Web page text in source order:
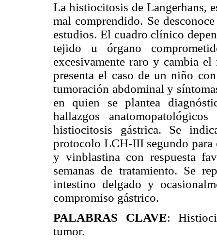
La histiocitosis de Langerhans,
mal comprendido. Se
estudios. El cuadro clínico
tejido u órgano
excesivamente raro y cambia
presenta el caso de un niño
tumoración abdominal y
en quien se plantea
hallazgos
histiocitosis gástrica. Se
protocolo LCH-III segundo para
y vinblastina con respuesta
semanas de tratamiento. Se
intestino delgado y
compromiso gástrico.
PALABRAS CLAVE:
tumor.